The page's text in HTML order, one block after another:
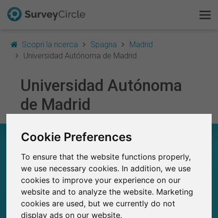
Cookie Preferences
To ensure that the website functions properly,
we use necessary cookies. In addition, we use
cookies to improve your experience on our
website and to analyze the website. Marketing
cookies are used, but we currently do not
display ads on our website.
Scopri la ricerca Spagna
Madrid
Universidad Autónoma de Madrid
Universidad Autónoma
de Madrid
UNIVERSIDAD AUTÓNOMA DE MADRID – A
40
Studi pubblicati in precedenza su
SurveyCircle
0
Studi attualmente pubblicati su SurveyCircle
Questo è SurveyCircle
Scopri la ricerca
FAQ
Registrati gratis
Accedi